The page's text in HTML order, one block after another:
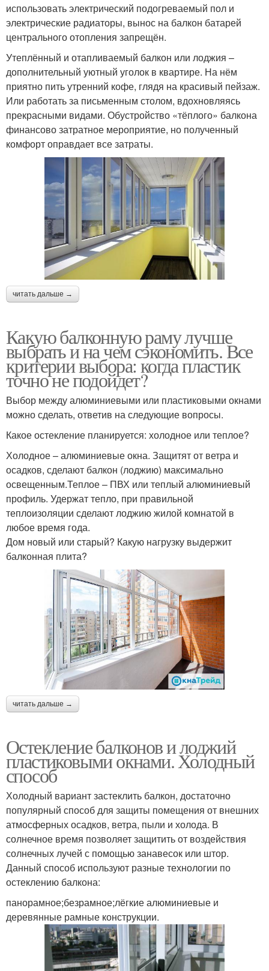
использовать электрический подогреваемый пол и
электрические радиаторы, вынос на балкон батарей
центрального отопления запрещён.
Утеплённый и отапливаемый балкон или лоджия –
дополнительный уютный уголок в квартире. На нём
приятно пить утренний кофе, глядя на красивый пейзаж.
Или работать за письменным столом, вдохновляясь
прекрасными видами. Обустройство «тёплого» балкона
финансово затратное мероприятие, но полученный
комфорт оправдает все затраты.
читать дальше →
Какую балконную раму лучше
выбрать и на чем сэкономить. Все
критерии выбора: когда пластик
точно не подойдет?
Выбор между алюминиевыми или пластиковыми окнами
можно сделать, ответив на следующие вопросы.
Какое остекление планируется: холодное или теплое?
Холодное – алюминиевые окна. Защитят от ветра и
осадков, сделают балкон (лоджию) максимально
освещенным.Теплое – ПВХ или теплый алюминиевый
профиль. Удержат тепло, при правильной
теплоизоляции сделают лоджию жилой комнатой в
любое время года.
Дом новый или старый? Какую нагрузку выдержит
балконная плита?
читать дальше →
Остекление балконов и лоджий
пластиковыми окнами. Холодный
способ
Холодный вариант застеклить балкон, достаточно
популярный способ для защиты помещения от внешних
атмосферных осадков, ветра, пыли и холода. В
солнечное время позволяет защитить от воздействия
солнечных лучей с помощью занавесок или штор.
Данный способ используют разные технологии по
остеклению балкона:
панорамное;безрамное;лёгкие алюминиевые и
деревянные рамные конструкции.